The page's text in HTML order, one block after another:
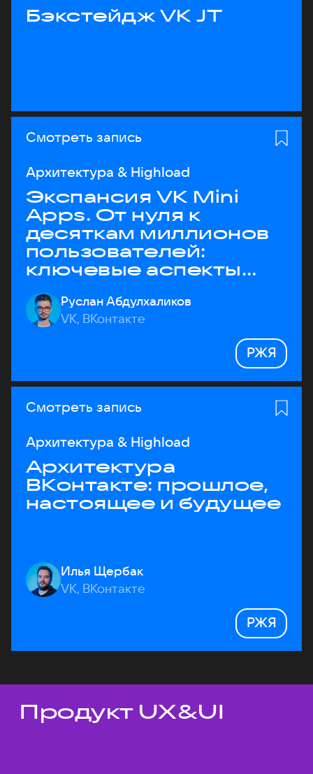
Бэкстейдж VK JT
Смотреть запись
Архитектура & Highload
Экспансия VK Mini
Apps. От нуля к
десяткам миллионов
пользователей:
ключевые аспекты
архитектуры
Руслан Абдулхаликов
VK, ВКонтакте
РЖЯ
Смотреть запись
Архитектура & Highload
Архитектура
ВКонтакте: прошлое,
настоящее и будущее
Илья Щербак
VK, ВКонтакте
РЖЯ
Темы докладов
Продукт UX&UI